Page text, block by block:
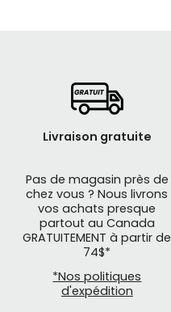
Livraison gratuite
Pas de magasin près de
chez vous ? Nous livrons
vos achats presque
partout au Canada
GRATUITEMENT à partir de
74$*
*Nos politiques
d'expédition